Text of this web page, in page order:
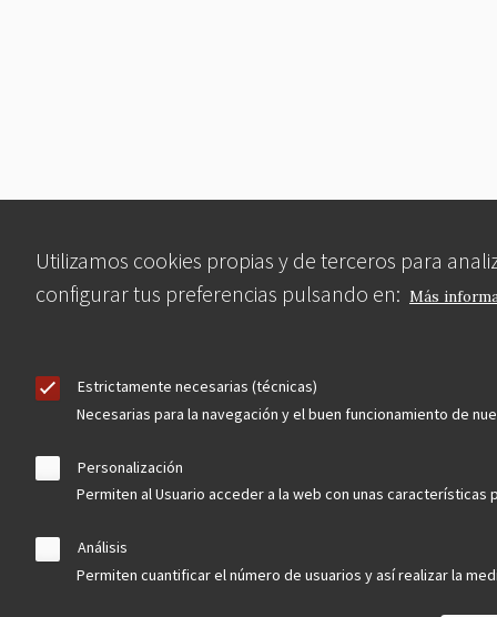
Utilizamos cookies propias y de terceros para
configurar tus preferencias pulsando en: Más
Estrictamente necesarias (técnicas)
Necesarias para la navegación y el buen funcionamiento de
Personalización
Permiten al Usuario acceder a la web con unas
Análisis
Permiten cuantificar el número de usuarios y así realizar la